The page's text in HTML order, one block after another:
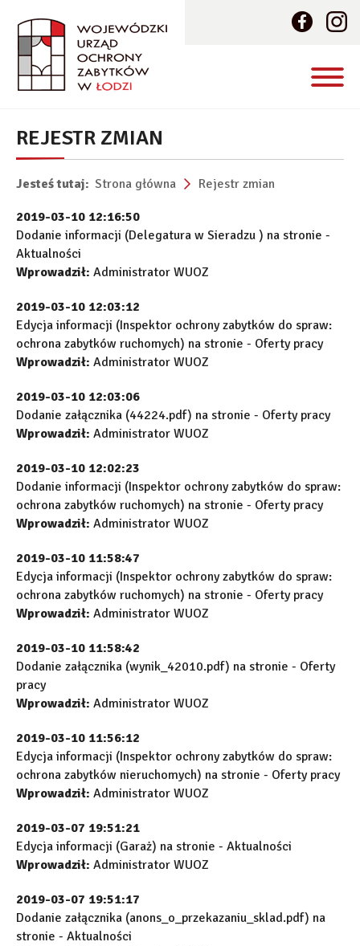
REJESTR ZMIAN
Jesteś tutaj: Strona główna Rejestr zmian
2019-03-10 12:16:50
Dodanie informacji (Delegatura w Sieradzu ) na stronie -
Aktualności
Wprowadził: Administrator WUOZ
2019-03-10 12:03:12
Edycja informacji (Inspektor ochrony zabytków do spraw:
ochrona zabytków ruchomych) na stronie - Oferty pracy
Wprowadził: Administrator WUOZ
2019-03-10 12:03:06
Dodanie załącznika (44224.pdf) na stronie - Oferty pracy
Wprowadził: Administrator WUOZ
2019-03-10 12:02:23
Dodanie informacji (Inspektor ochrony zabytków do spraw:
ochrona zabytków ruchomych) na stronie - Oferty pracy
Wprowadził: Administrator WUOZ
2019-03-10 11:58:47
Edycja informacji (Inspektor ochrony zabytków do spraw:
ochrona zabytków ruchomych) na stronie - Oferty pracy
Wprowadził: Administrator WUOZ
2019-03-10 11:58:42
Dodanie załącznika (wynik_42010.pdf) na stronie - Oferty
pracy
Wprowadził: Administrator WUOZ
2019-03-10 11:56:12
Edycja informacji (Inspektor ochrony zabytków do spraw:
ochrona zabytków nieruchomych) na stronie - Oferty pracy
Wprowadził: Administrator WUOZ
2019-03-07 19:51:21
Edycja informacji (Garaż) na stronie - Aktualności
Wprowadził: Administrator WUOZ
2019-03-07 19:51:17
Dodanie załącznika (anons_o_przekazaniu_sklad.pdf) na
stronie - Aktualności